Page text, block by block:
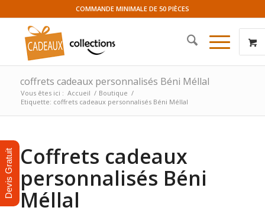
COMMANDE MINIMALE DE 50 PIÈCES
coffrets cadeaux personnalisés Béni Méllal
Vous êtes ici : Accueil / Boutique /
Etiquette: coffrets cadeaux personnalisés Béni Méllal
Coffrets cadeaux
personnalisés Béni
Méllal
Devis Gratuit